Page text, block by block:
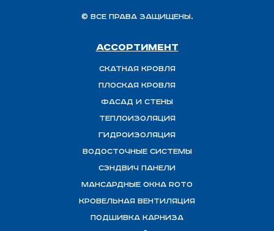
© Все права защищены.
Ассортимент
Скатная Кровля
Плоская кровля
Фасад и стены
Теплоизоляция
ГИДРОИЗОЛЯЦИЯ
Водосточные системы
Сэндвич панели
Мансардные окна ROTO
Кровельная вентиляция
Подшивка карниза